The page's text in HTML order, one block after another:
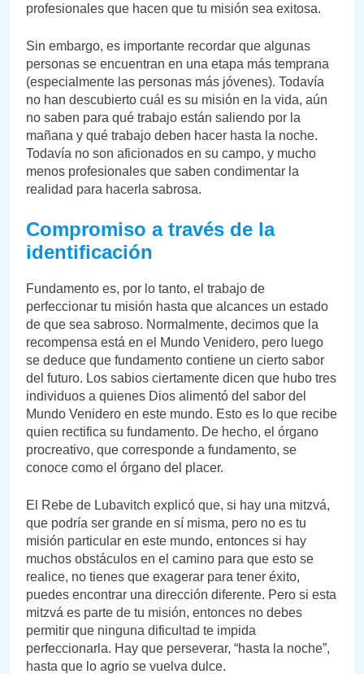
profesionales que hacen que tu misión sea exitosa.
Sin embargo, es importante recordar que algunas
personas se encuentran en una etapa más temprana
(especialmente las personas más jóvenes). Todavía
no han descubierto cuál es su misión en la vida, aún
no saben para qué trabajo están saliendo por la
mañana y qué trabajo deben hacer hasta la noche.
Todavía no son aficionados en su campo, y mucho
menos profesionales que saben condimentar la
realidad para hacerla sabrosa.
Compromiso a través de la
identificación
Fundamento es, por lo tanto, el trabajo de
perfeccionar tu misión hasta que alcances un estado
de que sea sabroso. Normalmente, decimos que la
recompensa está en el Mundo Venidero, pero luego
se deduce que fundamento contiene un cierto sabor
del futuro. Los sabios ciertamente dicen que hubo tres
individuos a quienes Dios alimentó del sabor del
Mundo Venidero en este mundo. Esto es lo que recibe
quien rectifica su fundamento. De hecho, el órgano
procreativo, que corresponde a fundamento, se
conoce como el órgano del placer.
El Rebe de Lubavitch explicó que, si hay una mitzvá,
que podría ser grande en sí misma, pero no es tu
misión particular en este mundo, entonces si hay
muchos obstáculos en el camino para que esto se
realice, no tienes que exagerar para tener éxito,
puedes encontrar una dirección diferente. Pero si esta
mitzvá es parte de tu misión, entonces no debes
permitir que ninguna dificultad te impida
perfeccionarla. Hay que perseverar, “hasta la noche”,
hasta que lo agrio se vuelva dulce.